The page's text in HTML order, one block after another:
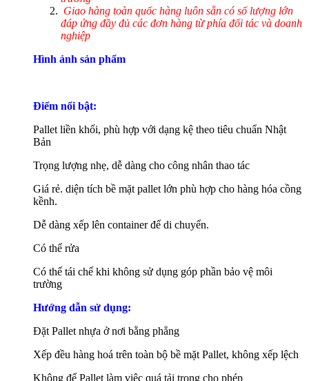
Giao hàng toàn quốc hàng luôn sẵn có số lượng lớn
đáp ứng đầy đủ các đơn hàng từ phía đối tác và doanh
nghiệp
Hình ảnh sản phẩm
Điểm nổi bật:
Pallet liền khối, phù hợp với dạng kệ theo tiêu chuẩn Nhật
Bản
Trọng lượng nhẹ, dễ dàng cho công nhân thao tác
Giá rẻ. diện tích bề mặt pallet lớn phù hợp cho hàng hóa cồng
kềnh.
Dễ dàng xếp lên container để di chuyển.
Có thể rửa
Có thể tái chế khi không sử dụng góp phần bảo vệ môi
trường
Hướng dẫn sử dụng:
Đặt Pallet nhựa ở nơi bằng phẳng
Xếp đều hàng hoá trên toàn bộ bề mặt Pallet, không xếp lệch
Không để Pallet làm việc quá tải trọng cho phép